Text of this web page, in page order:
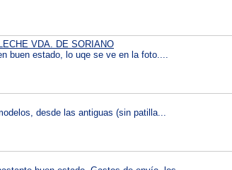
VDA. DE SORIANO
buen estado, lo uqe se ve en la foto....
desde las antiguas (sin patilla...